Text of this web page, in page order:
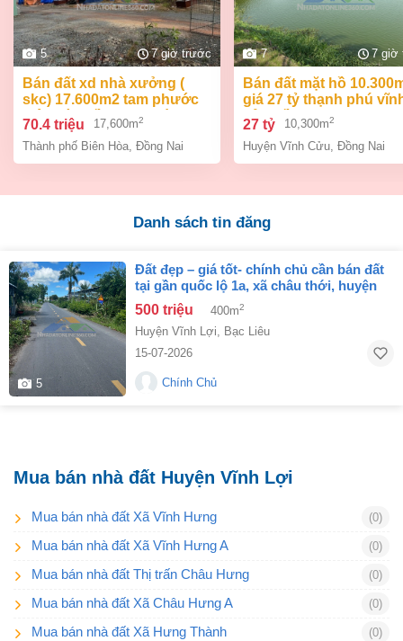
5 7 giờ trước
bán đất xd nhà xưởng (
skc) 17.600m2 tam phước
biên hòa đồng nai giá 70,4
tỷ
70.4 triệu 17,600m2
Thành phố Biên Hòa Đồng Nai
7 7 giờ
bán đất mặt hồ 10.300m2
giá 27 tỷ thạnh phú
cửu đồng nai.
27 tỷ 10,300m2
Huyện Vĩnh Cửu Đồng Nai
Danh sách tin đăng
5
đất đẹp – giá tốt- chính chủ cần bán đất
tại gần quốc lộ 1a, xã châu thới, huyện
vĩnh lợi, bạc liêu
500 triệu 400m2
Huyện Vĩnh Lợi, Bạc Liêu
15-07-2026
Chính Chủ
Mua bán nhà đất Huyện Vĩnh Lợi
Mua bán nhà đất Xã Vĩnh Hưng (0)
Mua bán nhà đất Xã Vĩnh Hưng A (0)
Mua bán nhà đất Thị trấn Châu Hưng (0)
Mua bán nhà đất Xã Châu Hưng A (0)
Mua bán nhà đất Xã Hưng Thành (0)